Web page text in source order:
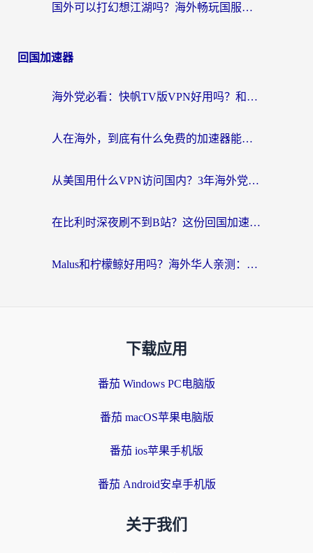
国外可以打幻想江湖吗？海外畅玩国服游戏的终极指南
回国加速器
海外党必看：快帆TV版VPN好用吗？和Easyback VPN对比哪个回国效果更好？附2026真实测评
人在海外，到底有什么免费的加速器能让我安心追剧打游戏？
从美国用什么VPN访问国内？3年海外党亲测：选对工具才能无缝刷B站、看腾讯视频
在比利时深夜刷不到B站？这份回国加速器避坑指南请收好
Malus和柠檬鲸好用吗？海外华人亲测：回国加速器怎么选才不踩坑？
下载应用
番茄 Windows PC电脑版
番茄 macOS苹果电脑版
番茄 ios苹果手机版
番茄 Android安卓手机版
关于我们